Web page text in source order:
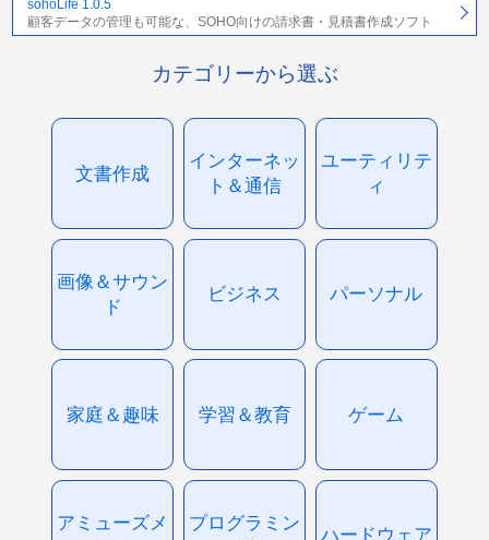
sohoLife 1.0.5
顧客データの管理も可能な、SOHO向けの請求書・見積書作成ソフト
カテゴリーから選ぶ
文書作成
インターネッ
ト＆通信
ユーティリテ
ィ
画像＆サウン
ド
ビジネス パーソナル
家庭＆趣味 学習＆教育 ゲーム
アミューズメ
プログラミン
ハードウェア